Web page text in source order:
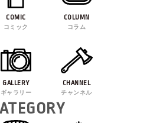
COMIC
コミック
COLUMN
コラム
GALLERY
ギャラリー
CHANNEL
チャンネル